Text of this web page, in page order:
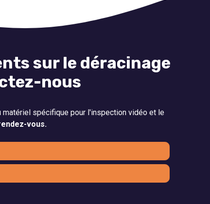
sur le déracinage
nous
spécifique pour l'inspection vidéo et le
vous.